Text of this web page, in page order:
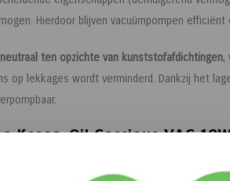
Hierdoor blijven vacuümpompen
neutraal ten opzichte van kunststofafdichtingen,
op lekkages wordt verminderd. Dankzij het
Kroon-Oil Carsinus VAC
tegen slijtage